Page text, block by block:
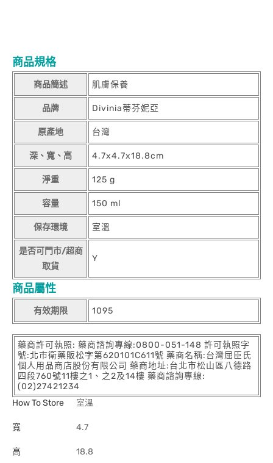
商品規格
商品簡述 肌膚保養
品牌 Divinia蒂芬妮亞
原產地 台灣
深、寬、高 4.7x4.7x18.8cm
淨重 125 g
容量 150 ml
保存環境 室溫
是否可門市/超商
取貨
Y
商品屬性
有效期限 1095
藥商許可執照: 藥商諮詢專線:0800-051-148 許可執照字
號:北市衛藥販松字第620101C611號 藥商名稱:台灣屈臣氏
個人用品商店股份有限公司 藥商地址:台北市松山區八德路
四段760號11樓之1、之2及14樓 藥商諮詢專線:
(02)27421234
How To Store
室溫
寬 4.7
高 18.8